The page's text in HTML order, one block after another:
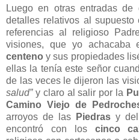
Luego en otras entradas
detalles relativos al supuesto
referencias al religioso
visiones, que yo achacaba
centeno y sus propiedades
ellas la tenía este señor
de las veces le dijeron las
salud”y claro al salir por la
Camino Viejo de
arroyos de las
Piedras y del
encontró con los cinco